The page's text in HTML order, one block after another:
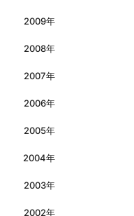
2009年
2008年
2007年
2006年
2005年
2004年
2003年
2002年